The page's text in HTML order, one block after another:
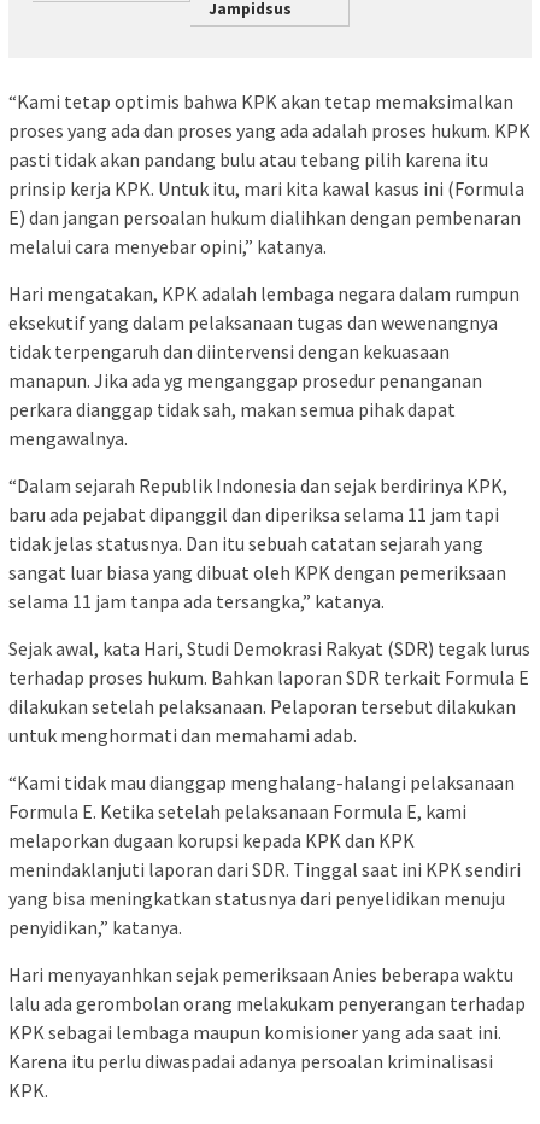
Jampidsus
“Kami tetap optimis bahwa KPK akan tetap memaksimalkan
proses yang ada dan proses yang ada adalah proses hukum. KPK
pasti tidak akan pandang bulu atau tebang pilih karena itu
prinsip kerja KPK. Untuk itu, mari kita kawal kasus ini (Formula
E) dan jangan persoalan hukum dialihkan dengan pembenaran
melalui cara menyebar opini,” katanya.
Hari mengatakan, KPK adalah lembaga negara dalam rumpun
eksekutif yang dalam pelaksanaan tugas dan wewenangnya
tidak terpengaruh dan diintervensi dengan kekuasaan
manapun. Jika ada yg menganggap prosedur penanganan
perkara dianggap tidak sah, makan semua pihak dapat
mengawalnya.
“Dalam sejarah Republik Indonesia dan sejak berdirinya KPK,
baru ada pejabat dipanggil dan diperiksa selama 11 jam tapi
tidak jelas statusnya. Dan itu sebuah catatan sejarah yang
sangat luar biasa yang dibuat oleh KPK dengan pemeriksaan
selama 11 jam tanpa ada tersangka,” katanya.
Sejak awal, kata Hari, Studi Demokrasi Rakyat (SDR) tegak lurus
terhadap proses hukum. Bahkan laporan SDR terkait Formula E
dilakukan setelah pelaksanaan. Pelaporan tersebut dilakukan
untuk menghormati dan memahami adab.
“Kami tidak mau dianggap menghalang-halangi pelaksanaan
Formula E. Ketika setelah pelaksanaan Formula E, kami
melaporkan dugaan korupsi kepada KPK dan KPK
menindaklanjuti laporan dari SDR. Tinggal saat ini KPK sendiri
yang bisa meningkatkan statusnya dari penyelidikan menuju
penyidikan,” katanya.
Hari menyayanhkan sejak pemeriksaan Anies beberapa waktu
lalu ada gerombolan orang melakukam penyerangan terhadap
KPK sebagai lembaga maupun komisioner yang ada saat ini.
Karena itu perlu diwaspadai adanya persoalan kriminalisasi
KPK.